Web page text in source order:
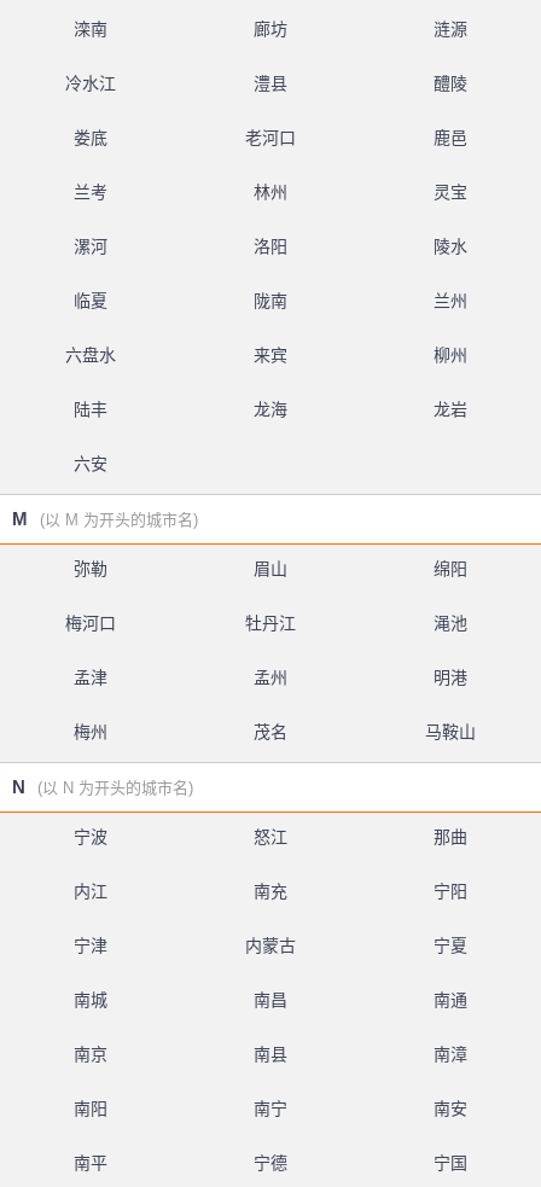
滦南 廊坊 涟源
冷水江 澧县 醴陵
娄底 老河口 鹿邑
兰考 林州 灵宝
漯河 洛阳 陵水
临夏 陇南 兰州
六盘水 来宾 柳州
陆丰 龙海 龙岩
六安
M (以 M 为开头的城市名)
弥勒 眉山 绵阳
梅河口 牡丹江 渑池
孟津 孟州 明港
梅州 茂名 马鞍山
N (以 N 为开头的城市名)
宁波 怒江 那曲
内江 南充 宁阳
宁津 内蒙古 宁夏
南城 南昌 南通
南京 南县 南漳
南阳 南宁 南安
南平 宁德 宁国